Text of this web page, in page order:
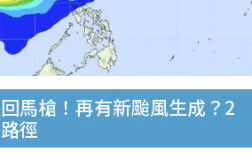
馬槍！再有新颱風生成？2
徑